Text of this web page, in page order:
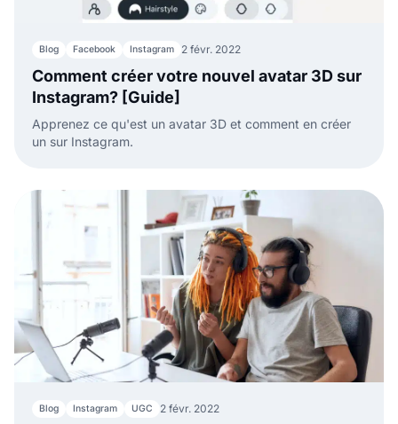
Blog Facebook Instagram 2 févr. 2022
Comment créer votre nouvel avatar 3D sur
Instagram? [Guide]
Apprenez ce qu'est un avatar 3D et comment en créer
un sur Instagram.
Blog Instagram UGC 2 févr. 2022